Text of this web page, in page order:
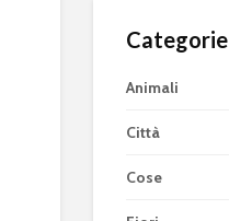
Categorie
Animali
Città
Cose